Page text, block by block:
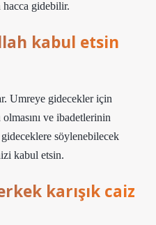
hacca gidebilir.
kabul etsin
Umreye gidecekler için
ve ibadetlerinin
söylenebilecek
kabul etsin.
karışık caiz